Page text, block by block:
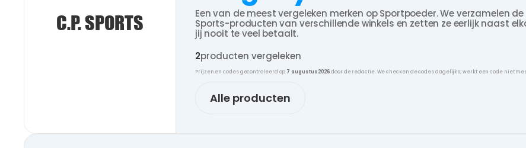
C.P. SPORTS
Een van de meest vergeleken merken op Sportpoeder. We verzamelen de
Sports-producten van verschillende winkels en zetten ze eerlijk naast
jij nooit te veel betaalt.
2producten vergeleken
Prijzen en codes gecontroleerd op 7 augustus 2026door de redactie. We checken de codes dagelijks; werkt een code niet
Alle producten